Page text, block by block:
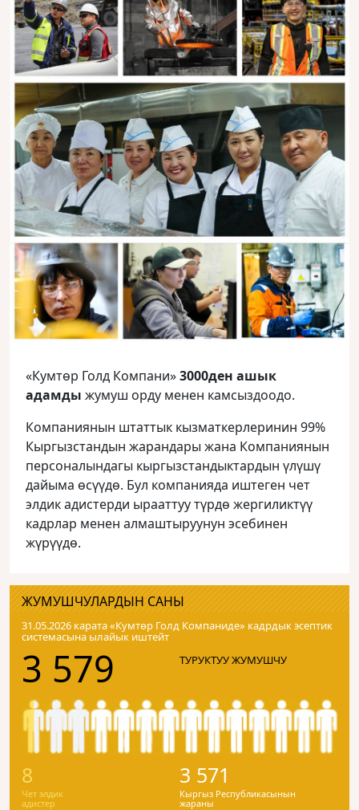
«Кумтөр Голд Компани»3000ден ашык
адамды жумуш орду менен камсыздоодо.
Компаниянын штаттык кызматкерлеринин 99%
Кыргызстандын жарандары жана Компаниянын
персоналындагы кыргызстандыктардын үлүшү
дайыма өсүүдө. Бул компанияда иштеген чет
элдик адистерди ырааттуу түрдө жергиликтүү
кадрлар менен алмаштыруунун эсебинен
жүрүүдө.
ЖУМУШЧУЛАРДЫН САНЫ
31.05.2026 карата «Кумтɵр Голд Компаниде» кадрдык эсептик
системасына ылайык иштейт
3 579 ТУРУКТУУ ЖУМУШЧУ
8
Чет элдик
адистер
3 571
Кыргыз Республикасынын
жараны